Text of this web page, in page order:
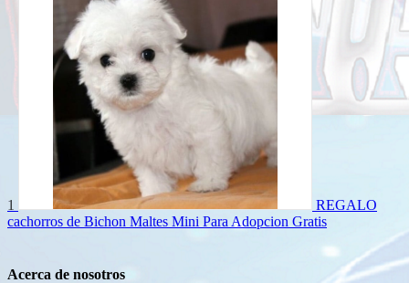
1
REGALO
cachorros de Bichon Maltes Mini Para Adopcion Gratis
Acerca de nosotros